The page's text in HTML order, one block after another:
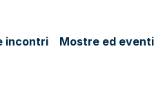
incontri Mostre ed eventi